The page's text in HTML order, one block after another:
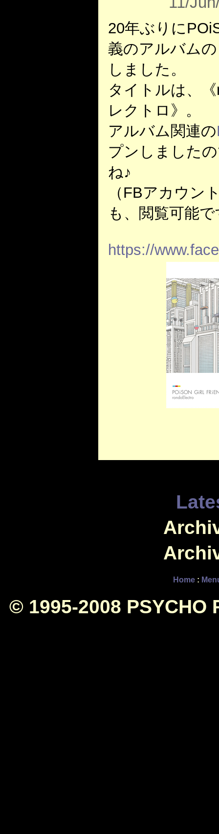
20年ぶりに
義のアルバム
しました。
タイトルは、
レクトロ》。
アルバム関連の
プンしました
ね♪
（FBアカウン
も、閲覧可能
https://
Home:
© 1995-2008 PSYCHO